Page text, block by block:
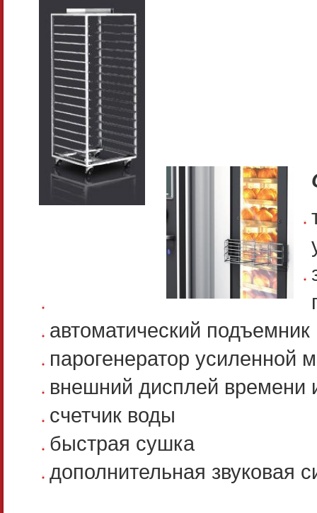
автоматический подъемник
парогенератор усиленной
внешний дисплей времени
счетчик воды
быстрая сушка
дополнительная звуковая